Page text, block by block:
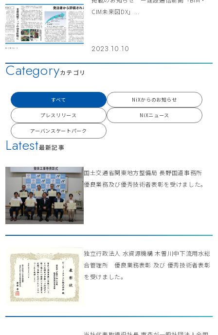
CIM未来図DX」...
2023.10.10
Latest最新記事
国土交通省関東地方整備局 長野国道事務所
優良業務及び優秀技術者表彰を受けました。
独立行政法人 水資源機構 木曽川中下流用水総
合管理所 優良業務表彰 及び 優秀技術者表彰
を受けました。
Categoryカテゴリ
すべて NiXからのお知らせ
プレスリリース NiXニュース
アーバンスケートパーク